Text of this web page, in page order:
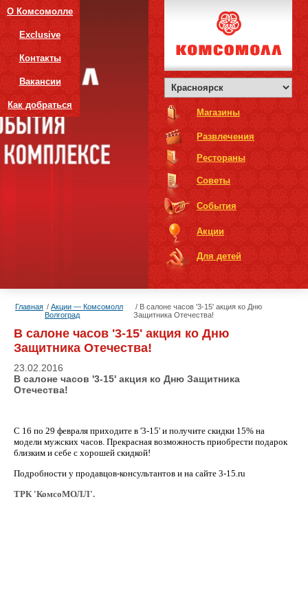
О Комсомолле
Exclusive
Контакты
Вакансии
Как добраться
Магазины
Развлечения
Рестораны
Советы
События
Акции
Для детей
Главная
Акции — Комсомолл
Волгоград
В салоне часов '3-15' акция ко Дню
Защитника Отечества!
В салоне часов '3-15' акция ко Дню
Защитника Отечества!
23.02.2016
В салоне часов '3-15' акция ко Дню Защитника
Отечества!
С 16 по 29 февраля приходите в '3-15' и получите скидки 15% на
модели мужских часов. Прекрасная возможность приобрести подарок
близким и себе с хорошей скидкой!
Подробности у продавцов-консультантов и на сайте 3-15.ru
ТРК 'КомсоМОЛЛ'.